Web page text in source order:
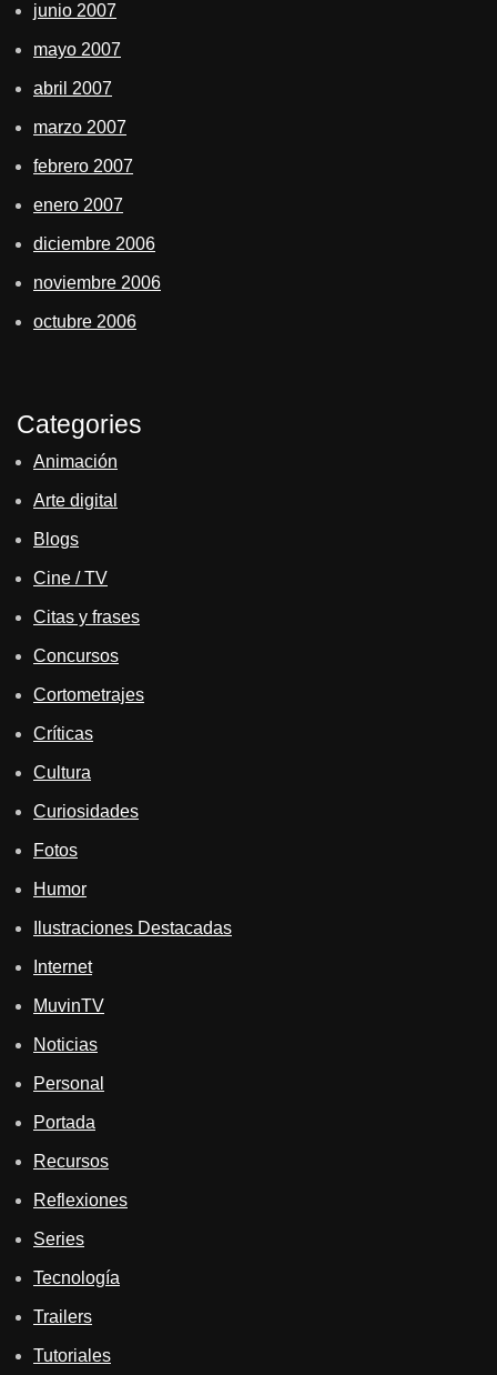
junio 2007
mayo 2007
abril 2007
marzo 2007
febrero 2007
enero 2007
diciembre 2006
noviembre 2006
octubre 2006
Categories
Animación
Arte digital
Blogs
Cine / TV
Citas y frases
Concursos
Cortometrajes
Críticas
Cultura
Curiosidades
Fotos
Humor
Ilustraciones Destacadas
Internet
MuvinTV
Noticias
Personal
Portada
Recursos
Reflexiones
Series
Tecnología
Trailers
Tutoriales